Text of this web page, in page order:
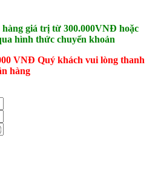
giá trị từ 300.000VNĐ hoặc
hình thức chuyển khoản
VNĐ Quý khách vui lòng thanh
hàng